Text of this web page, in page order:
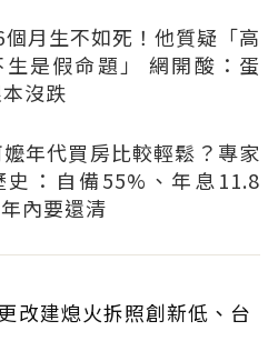
個月生不如死！他質疑「高
生是假命題」 網開酸：蛋
沒跌
年代買房比較輕鬆？專家
史：自備55%、年息11.8
內要還清
改建熄火拆照創新低、台